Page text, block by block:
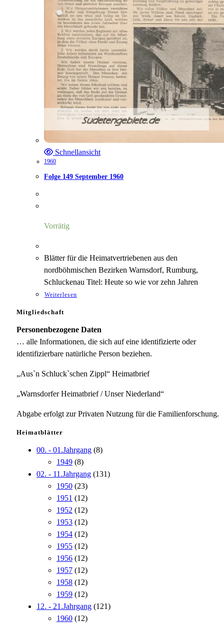
Schnellansicht
1960
Folge 149 September 1960
Vorrätig
Blätter für die Heimatvertriebenen aus den
nordböhmischen Bezirken Warnsdorf, Rumburg,
Schluckenau Titel: Heute so wie vor zehn Jahren
Weiterlesen
Mitgliedschaft
Personenbezogene Daten
… alle Informationen, die sich auf eine identifizierte oder
identifizierbare natürliche Person beziehen.
„Aus`n Schluck`schen Zippl“ Heimatbrief
„Warnsdorfer Heimatbrief / Unser Niederland“
Abgabe erfolgt zur Privaten Nutzung für die Familienforschung.
Heimatblätter
00. - 01.Jahrgang (8)
1949 (8)
02. - 11.Jahrgang (131)
1950 (23)
1951 (12)
1952 (12)
1953 (12)
1954 (12)
1955 (12)
1956 (12)
1957 (12)
1958 (12)
1959 (12)
12. - 21.Jahrgang (121)
1960 (12)